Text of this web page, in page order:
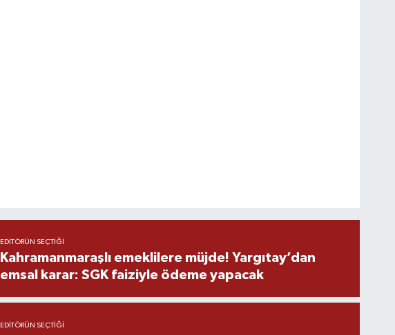
EDITÖRÜN SEÇTIĞI
Kahramanmaraşlı emeklilere müjde! Yargıtay’dan
emsal karar: SGK faiziyle ödeme yapacak
EDITÖRÜN SEÇTIĞI